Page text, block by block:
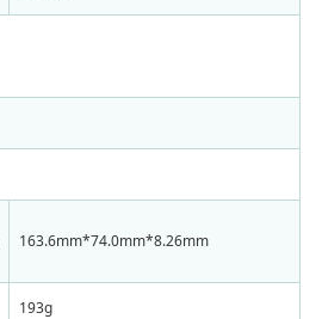
163.6mm*74.0mm*8.26mm
193g